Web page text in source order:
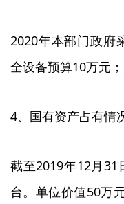
2020年本部门政府
全设备预算10万元
4、国有资产占有情
截至2019年12月
台。单位价值50万